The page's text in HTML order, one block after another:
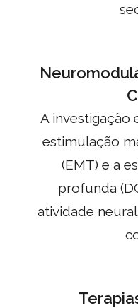
A investigação
estimulação
(EMT) e a
profunda
atividade